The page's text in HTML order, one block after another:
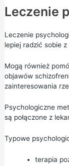
Leczenie
Leczenie
lepiej radzić sobie
Mogą również
objawów
zainteresowania
Psychologiczne
są połączone z
Typowe
terapia